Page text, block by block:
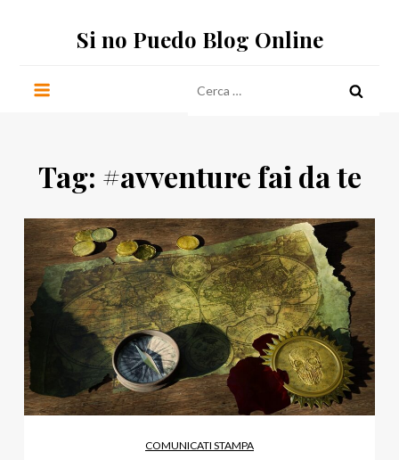
Si no Puedo Blog Online
per:
Tag: #avventure fai da te
COMUNICATI STAMPA